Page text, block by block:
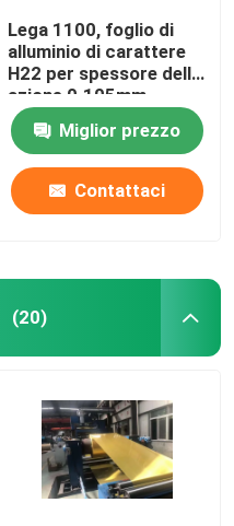
Lega 1100, foglio di
alluminio di carattere
H22 per spessore delle
azione 0.105mm
dell'aletta, 50-1250mm
Widthx CMiglior prezzo
Contattaci
(20)